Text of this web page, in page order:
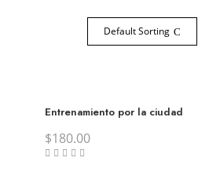
Default Sorting
Entrenamiento por la ciudad
$180.00